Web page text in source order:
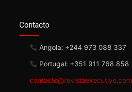
Contacto
Angola: +244 973 088 337
Portugal: +351 911 768 858
contacto@revistaexecutivo.com